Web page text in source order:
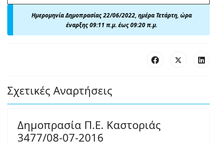
Ημερομηνία Δημοπρασίας 22/06/2022, ημέρα Τετάρτη, ώρα
έναρξης 09:11 π.μ. έως 09:20 π.μ.
Σχετικές Αναρτήσεις
Δημοπρασία Π.Ε. Καστοριάς
3477/08-07-2016